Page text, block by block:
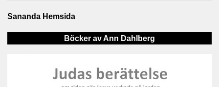
Sananda Hemsida
Böcker av Ann Dahlberg